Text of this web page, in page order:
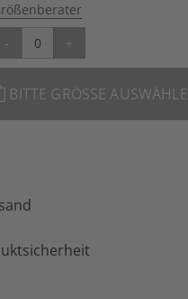
- +
BITTE GRÖSSE AUSWÄHLEN